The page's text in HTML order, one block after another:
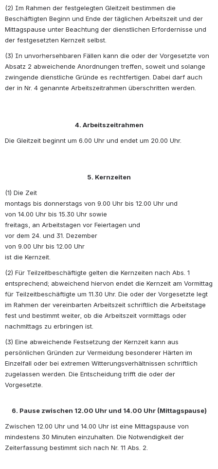
(2) Im Rahmen der festgelegten Gleitzeit bestimmen die
Beschäftigten Beginn und Ende der täglichen Arbeitszeit und der
Mittagspause unter Beachtung der dienstlichen Erfordernisse und
der festgesetzten Kernzeit selbst.
(3) In unvorhersehbaren Fällen kann die oder der Vorgesetzte von
Absatz 2 abweichende Anordnungen treffen, soweit und solange
zwingende dienstliche Gründe es rechtfertigen. Dabei darf auch
der in Nr. 4 genannte Arbeitszeitrahmen überschritten werden.
4. Arbeitszeitrahmen
Die Gleitzeit beginnt um 6.00 Uhr und endet um 20.00 Uhr.
5. Kernzeiten
(1) Die Zeit
montags bis donnerstags von 9.00 Uhr bis 12.00 Uhr und
von 14.00 Uhr bis 15.30 Uhr sowie
freitags, an Arbeitstagen vor Feiertagen und
vor dem 24. und 31. Dezember
von 9.00 Uhr bis 12.00 Uhr
ist die Kernzeit.
(2) Für Teilzeitbeschäftigte gelten die Kernzeiten nach Abs. 1
entsprechend; abweichend hiervon endet die Kernzeit am Vormittag
für Teilzeitbeschäftigte um 11.30 Uhr. Die oder der Vorgesetzte legt
im Rahmen der vereinbarten Arbeitszeit schriftlich die Arbeitstage
fest und bestimmt weiter, ob die Arbeitszeit vormittags oder
nachmittags zu erbringen ist.
(3) Eine abweichende Festsetzung der Kernzeit kann aus
persönlichen Gründen zur Vermeidung besonderer Härten im
Einzelfall oder bei extremen Witterungsverhältnissen schriftlich
zugelassen werden. Die Entscheidung trifft die oder der
Vorgesetzte.
6. Pause zwischen 12.00 Uhr und 14.00 Uhr (Mittagspause)
Zwischen 12.00 Uhr und 14.00 Uhr ist eine Mittagspause von
mindestens 30 Minuten einzuhalten. Die Notwendigkeit der
Zeiterfassung bestimmt sich nach Nr. 11 Abs. 2.